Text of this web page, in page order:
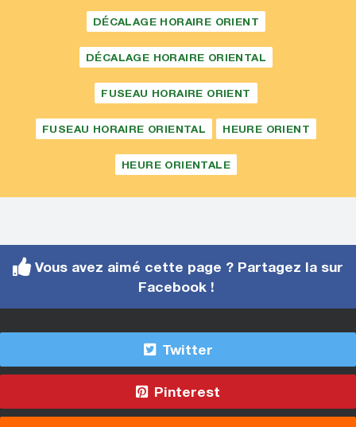
DÉCALAGE HORAIRE ORIENT
DÉCALAGE HORAIRE ORIENTAL
FUSEAU HORAIRE ORIENT
FUSEAU HORAIRE ORIENTAL HEURE ORIENT
HEURE ORIENTALE
Vous avez aimé cette page ? Partagez la sur
Facebook !
Twitter
Pinterest